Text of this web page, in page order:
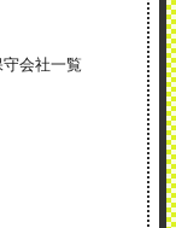
会社一覧